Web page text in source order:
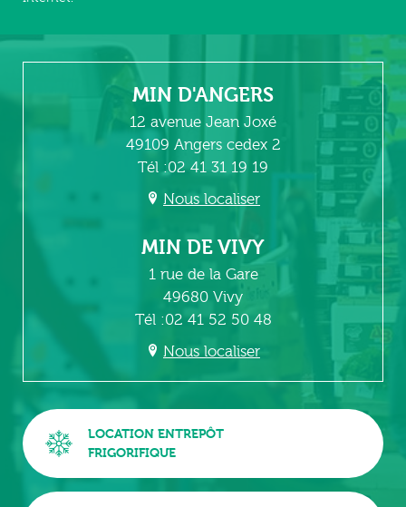
MIN D'ANGERS
12 avenue Jean Joxé
49109 Angers cedex 2
Tél :02 41 31 19 19
Nous localiser
MIN DE VIVY
1 rue de la Gare
49680 Vivy
Tél :02 41 52 50 48
Nous localiser
LOCATION ENTREPÔT
FRIGORIFIQUE